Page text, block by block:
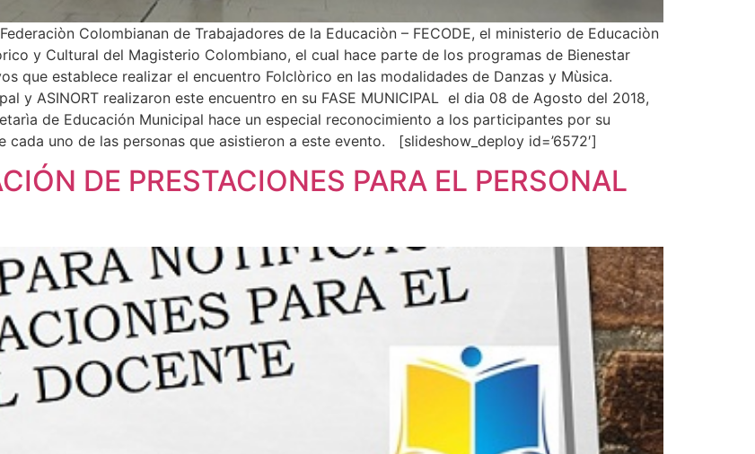
Colombianan de Trabajadores de la Educaciòn – FECODE, el ministerio de Educaciòn
y Cultural del Magisterio Colombiano, el cual hace parte de los programas de Bienestar
que establece realizar el encuentro Folclòrico en las modalidades de Danzas y Mùsica.
y ASINORT realizaron este encuentro en su FASE MUNICIPAL el dia 08 de Agosto del 2018,
de Educación Municipal hace un especial reconocimiento a los participantes por su
uno de las personas que asistieron a este evento. [slideshow_deploy id=’6572′]
DE PRESTACIONES PARA EL PERSONAL